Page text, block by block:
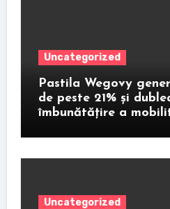
Uncategorized
Pastila Wegovy
de peste 21% și
îmbunătățire a
Uncategorized